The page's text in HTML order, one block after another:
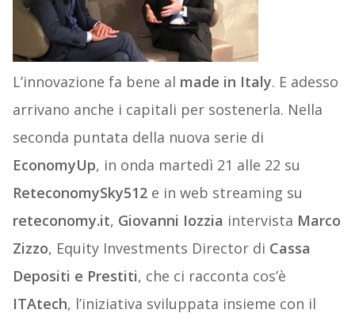
L’innovazione fa bene al made in Italy. E adesso
arrivano anche i capitali per sostenerla. Nella
seconda puntata della nuova serie di
EconomyUp, in onda martedì 21 alle 22 su
ReteconomySky512e in web streaming su
reteconomy.it, Giovanni Iozzia intervista Marco
Zizzo, Equity Investments Director di Cassa
Depositi e Prestiti, che ci racconta cos’è
ITAtech, l’iniziativa sviluppata insieme con il